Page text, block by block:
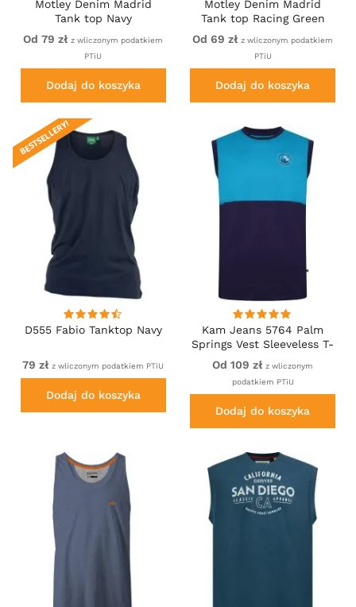
Motley Denim Madrid
Tank top Navy
Od 79 zł z wliczonym podatkiem
PTiU
Dodaj do koszyka
Motley Denim Madrid
Tank top Racing Green
Od 69 zł z wliczonym podatkiem
PTiU
Dodaj do koszyka
D555 Fabio Tanktop Navy
BESTSELLERY!
79 zł z wliczonym podatkiem PTiU
Dodaj do koszyka
Kam Jeans 5764 Palm
Springs Vest Sleeveless T-
Shirt Navy Academy
Od 109 zł z wliczonym
podatkiem PTiU
Dodaj do koszyka